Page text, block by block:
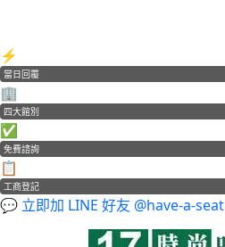
⚡
當日回覆
🏢
四大館別
✅
免費諮詢
📋
工商登記
💬 立即加 LINE 好友 @have-a-seat